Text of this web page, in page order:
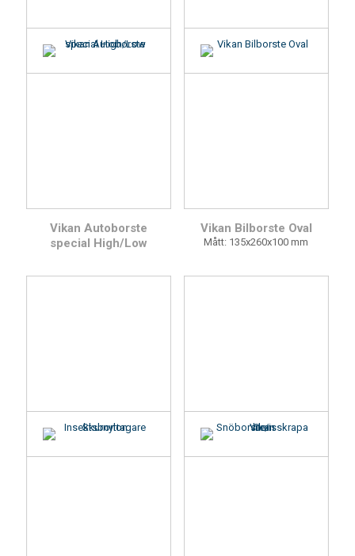
Vikan Autoborste
special High/Low
Vikan Bilborste Oval
Mått: 135x260x100 mm